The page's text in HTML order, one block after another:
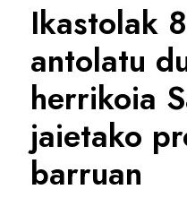
Ikastolak
antolatu
herrikoia
jaietako
barruan